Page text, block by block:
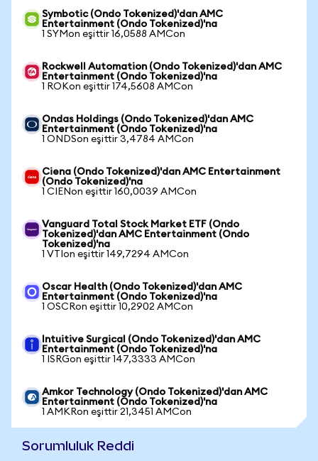
Symbotic (Ondo Tokenized)'dan AMC
Entertainment (Ondo Tokenized)'na
1 SYMon eşittir 16,0588 AMCon
Rockwell Automation (Ondo Tokenized)'dan AMC
Entertainment (Ondo Tokenized)'na
1 ROKon eşittir 174,5608 AMCon
Ondas Holdings (Ondo Tokenized)'dan AMC
Entertainment (Ondo Tokenized)'na
1 ONDSon eşittir 3,4784 AMCon
Ciena (Ondo Tokenized)'dan AMC Entertainment
(Ondo Tokenized)'na
1 CIENon eşittir 160,0039 AMCon
Vanguard Total Stock Market ETF (Ondo
Tokenized)'dan AMC Entertainment (Ondo
Tokenized)'na
1 VTIon eşittir 149,7294 AMCon
Oscar Health (Ondo Tokenized)'dan AMC
Entertainment (Ondo Tokenized)'na
1 OSCRon eşittir 10,2902 AMCon
Intuitive Surgical (Ondo Tokenized)'dan AMC
Entertainment (Ondo Tokenized)'na
1 ISRGon eşittir 147,3333 AMCon
Amkor Technology (Ondo Tokenized)'dan AMC
Entertainment (Ondo Tokenized)'na
1 AMKRon eşittir 21,3451 AMCon
Sorumluluk Reddi